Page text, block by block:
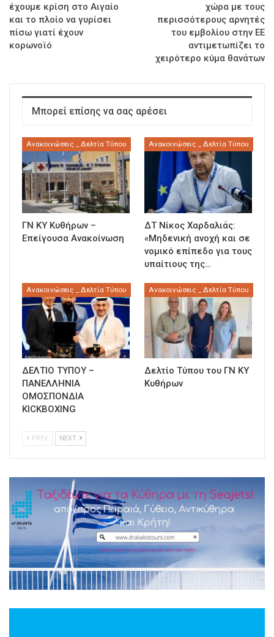
έχουμε κρίση στο Αιγαίο
και το πλοίο να γυρίσει
πίσω γιατί έχουν
κορωνοϊό
χώρα με τους
περισσότερους αρνητές
του εμβολίου στην ΕΕ
αντιμετωπίζει το
χειρότερο κύμα θανάτων
Μπορεί επίσης να σας αρέσει
Ανακοινώσεις _ Δελτία Τύπου
ΓΝ ΚΥ Κυθήρων –
Επείγουσα Ανακοίνωση
Ανακοινώσεις _ Δελτία Τύπου
ΔΤ Νίκος Χαρδαλιάς:
«Μηδενική ανοχή και σε
νομικό επίπεδο για τους
υπαίτιους της…
Ανακοινώσεις _ Δελτία Τύπου
ΔΕΛΤΙΟ ΤΥΠΟΥ –
ΠΑΝΕΛΛΗΝΙΑ
ΟΜΟΣΠΟΝΔΙΑ
KICKBOXING
Ανακοινώσεις _ Δελτία Τύπου
Δελτίο Τύπου του ΓΝ ΚΥ
Κυθήρων
PREV NEXT